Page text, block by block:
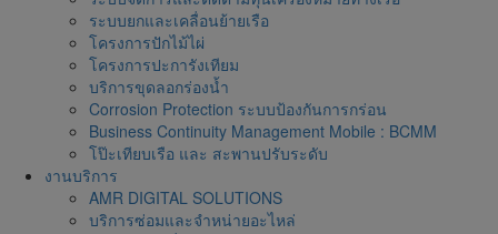
ระบบยกและเคลื่อนย้ายเรือ
โครงการปักไม้ไผ่
โครงการปะการังเทียม
บริการขุดลอกร่องน้ำ
Corrosion Protection ระบบป้องกันการกร่อน
Business Continuity Management Mobile : BCMM
โป๊ะเทียบเรือ และ สะพานปรับระดับ
งานบริการ
AMR DIGITAL SOLUTIONS
บริการซ่อมและจำหน่ายอะไหล่